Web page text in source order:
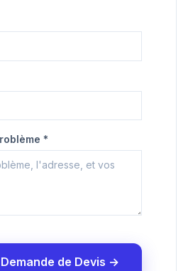
*
de Devis →